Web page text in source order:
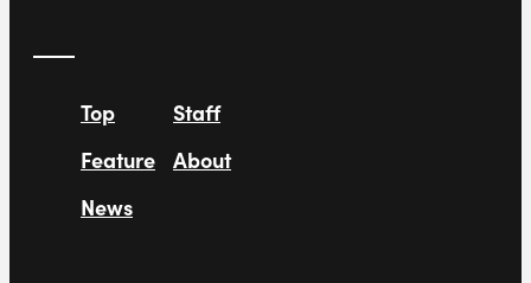
Top
Feature
News
Staff
About